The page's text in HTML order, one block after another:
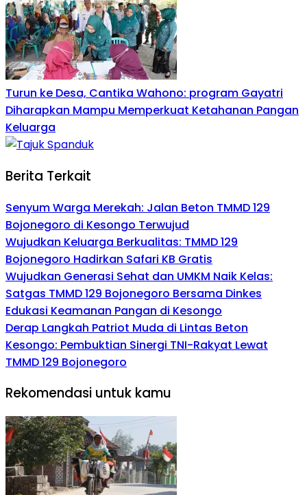
Turun ke Desa, Cantika Wahono: program Gayatri
Diharapkan Mampu Memperkuat Ketahanan Pangan
Keluarga
Berita Terkait
Senyum Warga Merekah: Jalan Beton TMMD 129
Bojonegoro di Kesongo Terwujud
Wujudkan Keluarga Berkualitas: TMMD 129
Bojonegoro Hadirkan Safari KB Gratis
Wujudkan Generasi Sehat dan UMKM Naik Kelas:
Satgas TMMD 129 Bojonegoro Bersama Dinkes
Edukasi Keamanan Pangan di Kesongo
Derap Langkah Patriot Muda di Lintas Beton
Kesongo: Pembuktian Sinergi TNI-Rakyat Lewat
TMMD 129 Bojonegoro
Rekomendasi untuk kamu